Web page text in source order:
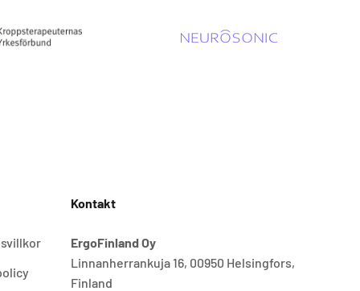
Kontakt
ErgoFinland Oy
Linnanherrankuja 16, 00950 Helsingfors,
Finland